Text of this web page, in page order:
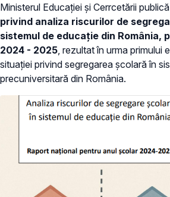
Ministerul Educației și Cerrcetării publică
privind analiza riscurilor de
sistemul de educație din România,
2024 - 2025 , rezultat în urma
situației privind segregarea școlară în
precuniversitară din România.